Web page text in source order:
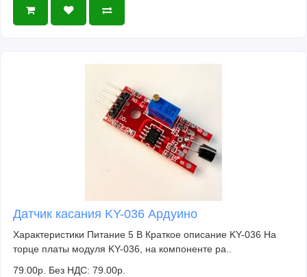
Датчик касания KY-036 Ардуино
Характеристики Питание 5 В Краткое описание KY-036 На
торце платы модуля KY-036, на компоненте ра..
79.00р. Без НДС: 79.00р.